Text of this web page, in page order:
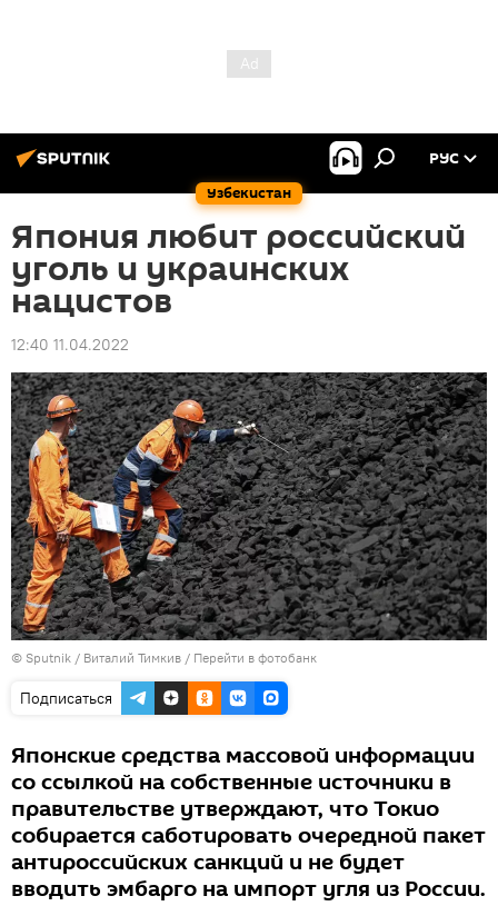
Узбекистан
РУС
Япония любит российский
уголь и украинских
нацистов
12:40 11.04.2022
© Sputnik / Виталий Тимкив / Перейти в фотобанк
Подписаться
Японские средства массовой информации
со ссылкой на собственные источники в
правительстве утверждают, что Токио
собирается саботировать очередной пакет
антироссийских санкций и не будет
вводить эмбарго на импорт угля из России.